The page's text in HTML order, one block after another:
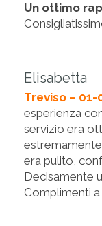
Un ottimo
Elisabetta
Treviso – 01-
esperienza
servizio era
era pulito,
Decisamente
Complimenti